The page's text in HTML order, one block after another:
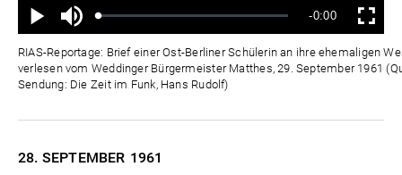
Wiedergabe
Ton
aus
Geladen:
Status:
Verbleibende
Zeit
-0:00 Vollbild
RIAS-Reportage: Brief einer Ost-Berliner Schülerin an ihre ehemaligen
verlesen vom Weddinger Bürgermeister Matthes, 29. September 1961
Sendung: Die Zeit im Funk, Hans Rudolf)
28. SEPTEMBER 1961